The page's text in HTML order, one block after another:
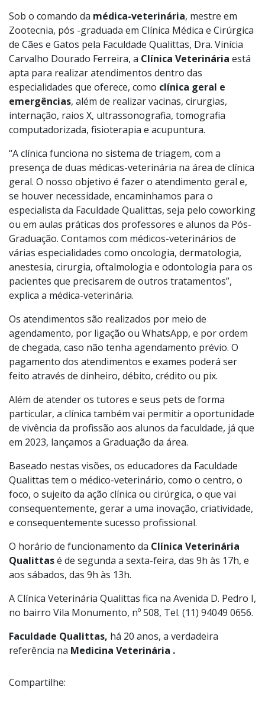
Sob o comando da médica-veterinária, mestre em
Zootecnia, pós -graduada em Clínica Médica e Cirúrgica
de Cães e Gatos pela Faculdade Qualittas, Dra. Vinícia
Carvalho Dourado Ferreira, a Clínica Veterinária está
apta para realizar atendimentos dentro das
especialidades que oferece, como clínica geral e
emergências, além de realizar vacinas, cirurgias,
internação, raios X, ultrassonografia, tomografia
computadorizada, fisioterapia e acupuntura.
“A clínica funciona no sistema de triagem, com a
presença de duas médicas-veterinária na área de clínica
geral. O nosso objetivo é fazer o atendimento geral e,
se houver necessidade, encaminhamos para o
especialista da Faculdade Qualittas, seja pelo coworking
ou em aulas práticas dos professores e alunos da Pós-
Graduação. Contamos com médicos-veterinários de
várias especialidades como oncologia, dermatologia,
anestesia, cirurgia, oftalmologia e odontologia para os
pacientes que precisarem de outros tratamentos”,
explica a médica-veterinária.
Os atendimentos são realizados por meio de
agendamento, por ligação ou WhatsApp, e por ordem
de chegada, caso não tenha agendamento prévio. O
pagamento dos atendimentos e exames poderá ser
feito através de dinheiro, débito, crédito ou pix.
Além de atender os tutores e seus pets de forma
particular, a clínica também vai permitir a oportunidade
de vivência da profissão aos alunos da faculdade, já que
em 2023, lançamos a Graduação da área.
Baseado nestas visões, os educadores da Faculdade
Qualittas tem o médico-veterinário, como o centro, o
foco, o sujeito da ação clínica ou cirúrgica, o que vai
consequentemente, gerar a uma inovação, criatividade,
e consequentemente sucesso profissional.
O horário de funcionamento da Clínica Veterinária
Qualittasé de segunda a sexta-feira, das 9h às 17h, e
aos sábados, das 9h às 13h.
A Clínica Veterinária Qualittas fica na Avenida D. Pedro I,
no bairro Vila Monumento, nº 508, Tel. (11) 94049 0656.
Faculdade Qualittas, há 20 anos, a verdadeira
referência na Medicina Veterinária .
Compartilhe: